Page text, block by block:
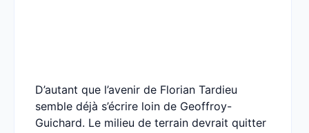
D’autant que l’avenir de Florian Tardieu
semble déjà s’écrire loin de Geoffroy-
Guichard. Le milieu de terrain devrait quitter